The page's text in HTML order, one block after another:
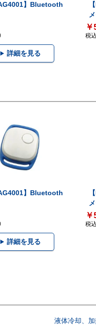
】Bluetooth
詳細を見る
税
】Bluetooth
詳細を見る
税
液体冷却、